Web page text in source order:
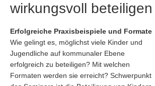
wirkungsvoll beteiligen
Erfolgreiche Praxisbeispiele und Formate
Wie gelingt es, möglichst viele Kinder und
Jugendliche auf kommunaler Ebene
erfolgreich zu beteiligen? Mit welchen
Formaten werden sie erreicht? Schwerpunkt